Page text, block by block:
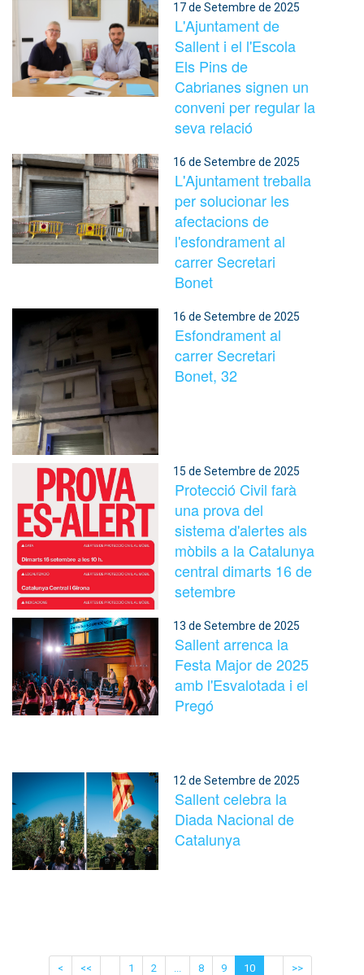
17 de Setembre de 2025
L'Ajuntament de
Sallent i el l'Escola
Els Pins de
Cabrianes signen un
conveni per regular la
seva relació
16 de Setembre de 2025
L'Ajuntament treballa
per solucionar les
afectacions de
l'esfondrament al
carrer Secretari
Bonet
16 de Setembre de 2025
Esfondrament al
carrer Secretari
Bonet, 32
15 de Setembre de 2025
Protecció Civil farà
una prova del
sistema d'alertes als
mòbils a la Catalunya
central dimarts 16 de
setembre
13 de Setembre de 2025
Sallent arrenca la
Festa Major de 2025
amb l'Esvalotada i el
Pregó
12 de Setembre de 2025
Sallent celebra la
Diada Nacional de
Catalunya
< << 1 2 ... 8 9 10 >>